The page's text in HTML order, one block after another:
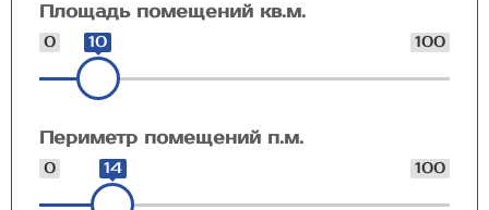
Площадь помещений кв.м.
0 100
10
Периметр помещений п.м.
0 100
14